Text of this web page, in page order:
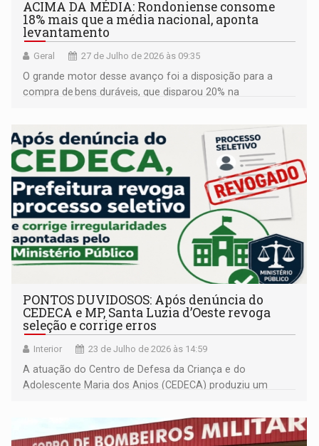
ACIMA DA MÉDIA: Rondoniense consome
18% mais que a média nacional, aponta
levantamento
Geral 27 de Julho de 2026 às 09:35
O grande motor desse avanço foi a disposição para a
compra de bens duráveis, que disparou 20% na
PONTOS DUVIDOSOS: Após denúncia do
CEDECA e MP, Santa Luzia d’Oeste revoga
seleção e corrige erros
Interior 23 de Julho de 2026 às 14:59
A atuação do Centro de Defesa da Criança e do
Adolescente Maria dos Anjos (CEDECA) produziu um
fundamentais em Santa Luzia d’Oeste